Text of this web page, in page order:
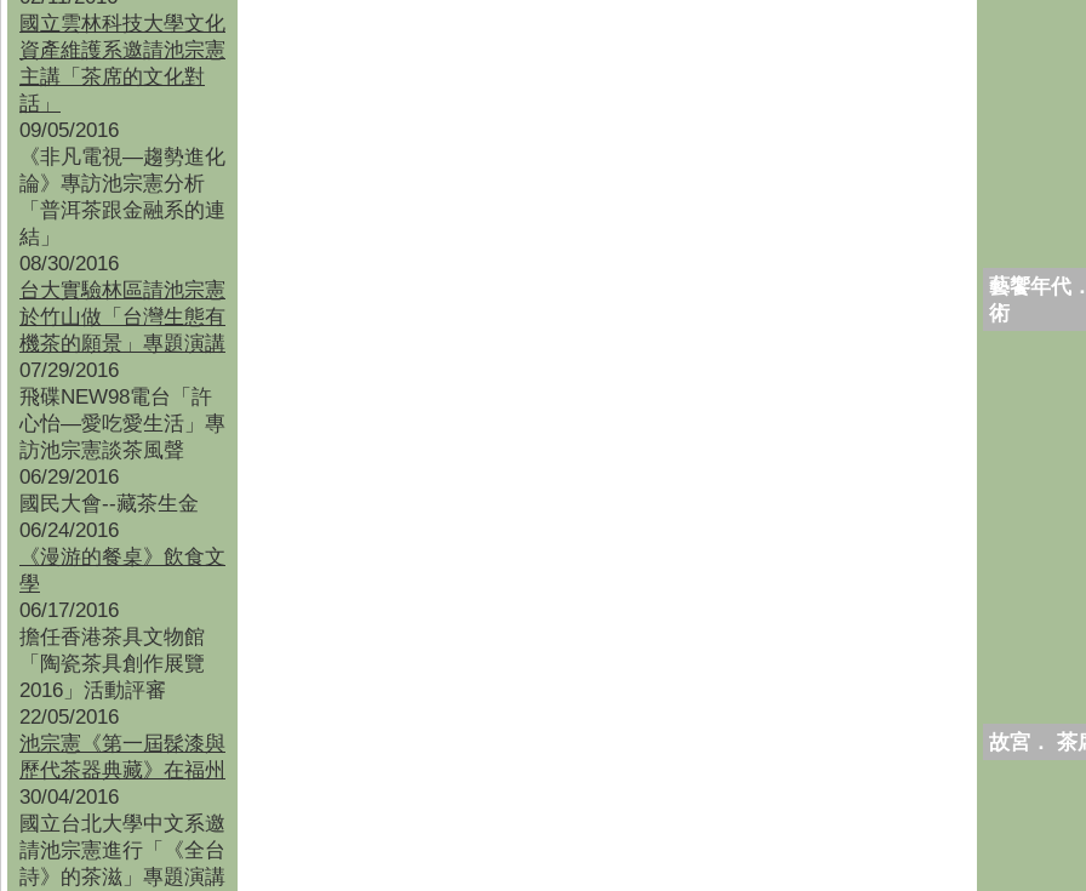
國立雲林科技大學文化
資產維護系邀請池宗憲
主講「茶席的文化對
話」
09/05/2016
《非凡電視—趨勢進化
論》專訪池宗憲分析
「普洱茶跟金融系的連
結」
08/30/2016
台大實驗林區請池宗憲
於竹山做「台灣生態有
機茶的願景」專題演講
07/29/2016
飛碟NEW98電台「許
心怡—愛吃愛生活」專
訪池宗憲談茶風聲
06/29/2016
國民大會--藏茶生金
06/24/2016
《漫游的餐桌》飲食文
學
06/17/2016
擔任香港茶具文物館
「陶瓷茶具創作展覽
2016」活動評審
22/05/2016
池宗憲《第一屆髹漆與
歷代茶器典藏》在福州
30/04/2016
國立台北大學中文系邀
請池宗憲進行「《全台
詩》的茶滋」專題演講
藝饗年代
術
故宮． 茶